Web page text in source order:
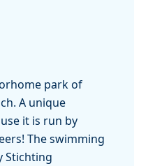
park of
A unique
it is run by
The swimming
Stichting